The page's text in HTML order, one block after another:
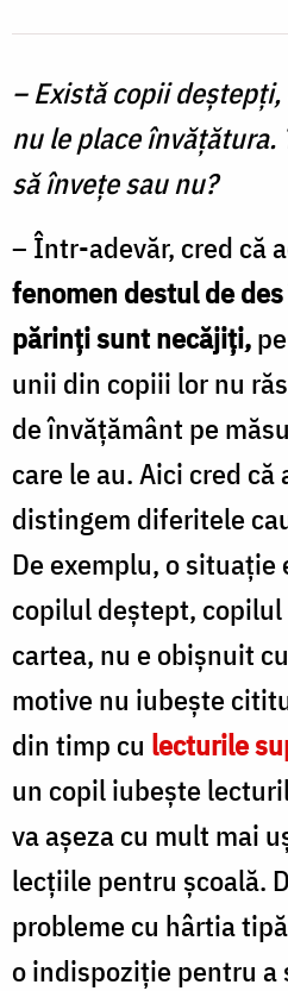
să
învețe?
– Există copii
nu le place
să înveţe sau nu?
– Într-adevăr, cred că
fenomen destul de
părinţi sunt necăjiţi,
unii din copiii lor nu
de învăţământ pe
care le au. Aici cred că
distingem diferitele
De exemplu, o situaţie
copilul deştept,
cartea, nu e obişnuit
motive nu iubeşte
din timp cu lecturile
un copil iubeşte
va aşeza cu mult mai
lecţiile pentru şcoală.
probleme cu hârtia
o indispoziţie pentru a